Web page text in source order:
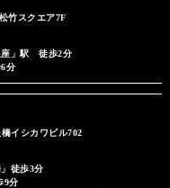
竹スクエア7F
座」駅 徒歩2分
分
イシカワビル702
徒歩3分
9分